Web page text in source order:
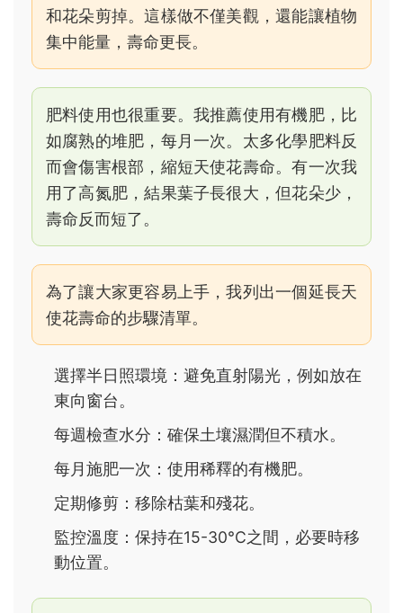
和花朵剪掉。這樣做不僅美觀，還能讓植物
集中能量，壽命更長。
肥料使用也很重要。我推薦使用有機肥，比
如腐熟的堆肥，每月一次。太多化學肥料反
而會傷害根部，縮短天使花壽命。有一次我
用了高氮肥，結果葉子長很大，但花朵少，
壽命反而短了。
為了讓大家更容易上手，我列出一個延長天
使花壽命的步驟清單。
選擇半日照環境：避免直射陽光，例如放在
東向窗台。
每週檢查水分：確保土壤濕潤但不積水。
每月施肥一次：使用稀釋的有機肥。
定期修剪：移除枯葉和殘花。
監控溫度：保持在15-30°C之間，必要時移
動位置。